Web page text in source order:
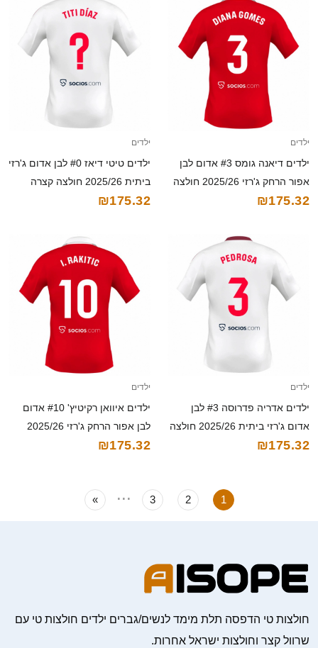
ילדים
ילדים דיאנה גומס #3 אדום לבן
אפור הרחק ג'רזי 2025/26 חולצה
קצרה
₪175.32
ילדים
ילדים טיטי דיאז #0 לבן אדום ג'רזי
ביתית 2025/26 חולצה קצרה
₪175.32
ילדים
ילדים אדריה פדרוסה #3 לבן
אדום ג'רזי ביתית 2025/26 חולצה
קצרה
₪175.32
ילדים
ילדים איוואן רקיטיץ' #10 אדום
לבן אפור הרחק ג'רזי 2025/26
חולצה קצרה
₪175.32
1
2
3
...
»
חולצות טי הדפסה תלת מימד לנשים/גברים ילדים חולצות טי עם
שרוול קצר וחולצות ישראל אחרות.